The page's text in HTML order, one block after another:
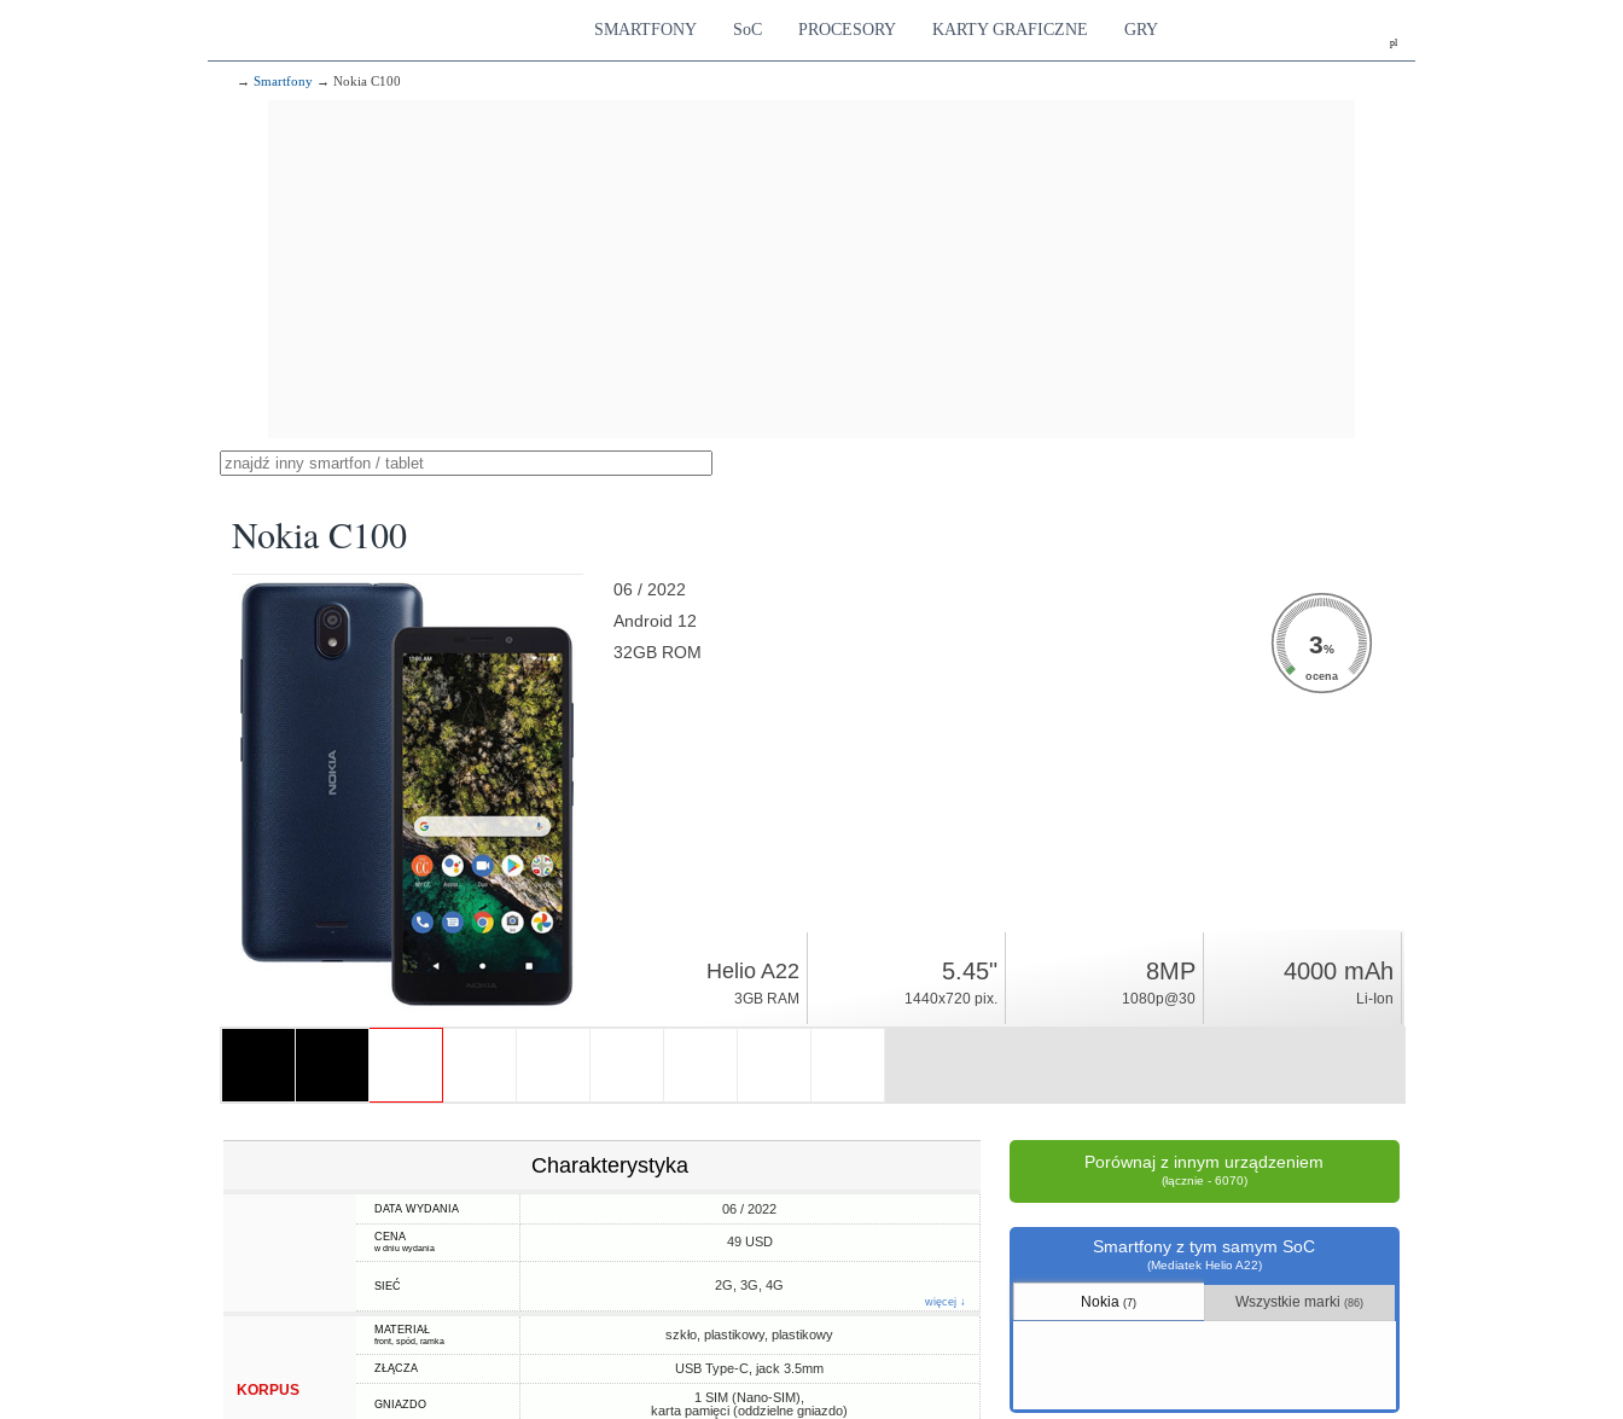
pl
SMARTFONY SoC PROCESORY KARTY GRAFICZNE GRY
→ Smartfony → Nokia C100
Nokia C100
06 / 2022
Android 12
32GB ROM
3%
ocena
Helio A22
3GB RAM
5.45"
1440x720 pix.
8MP
1080p@30
4000 mAh
Li-Ion
Charakterystyka
DATA WYDANIA 06 / 2022
CENA
w dniu wydania 49 USD
SIEĆ 2G, 3G, 4G
więcej ↓
KORPUS
MATERIAŁ
front, spód, ramka szkło, plastikowy, plastikowy
ZŁĄCZA USB Type-C, jack 3.5mm
GNIAZDO
1 SIM (Nano-SIM),
karta pamięci (oddzielne gniazdo)
Porównaj z innym urządzeniem
(łącznie - 6070)
Smartfony z tym samym SoC
(Mediatek Helio A22)
Nokia(7) Wszystkie marki(86)